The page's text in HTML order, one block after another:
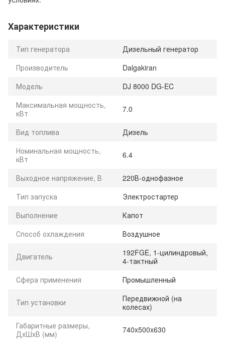
Характеристики
Тип генератора
Дизельный генератор
Производитель
Dalgakiran
Модель
DJ 8000 DG-EC
Максимальная мощность,
кВт
7.0
Вид топлива
Дизель
Номинальная мощность,
кВт
6.4
Выходное напряжение, В
220В-однофазное
Тип запуска
Электростартер
Выполнение
Капот
Способ охлаждения
Воздушное
Двигатель
192FGE, 1-цилиндровый,
4-тактный
Сфера применения
Промышленный
Тип установки
Передвижной (на
колесах)
Габаритные размеры,
ДхШхВ (мм)
740x500x630